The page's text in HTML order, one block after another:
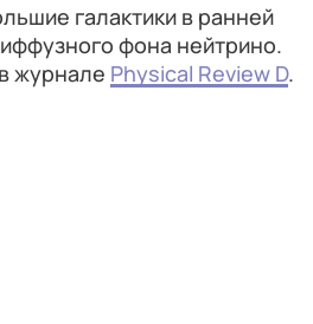
галактики в ранней
фона нейтрино.
журнале Physical Review D.